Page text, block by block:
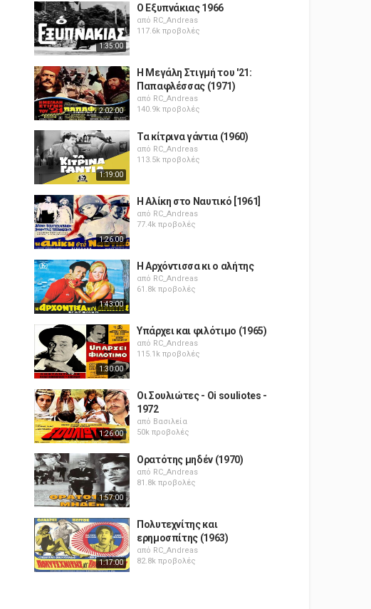
1:35:00
Ο Εξυπνάκιας 1966
από RC_Andreas
117.6k προβολές
2:02:00
Η Μεγάλη Στιγμή του '21:
Παπαφλέσσας (1971)
από RC_Andreas
140.9k προβολές
1:19:00
Τα κίτρινα γάντια (1960)
από RC_Andreas
113.5k προβολές
1:26:00
Η Αλίκη στο Ναυτικό [1961]
από RC_Andreas
77.4k προβολές
1:43:00
Η Αρχόντισσα κι ο αλήτης
από RC_Andreas
61.8k προβολές
1:30:00
Υπάρχει και φιλότιμο (1965)
από RC_Andreas
115.1k προβολές
1:26:00
Οι Σουλιώτες - Oi souliotes -
1972
από Βασιλεία
50k προβολές
1:57:00
Ορατότης μηδέν (1970)
από RC_Andreas
81.8k προβολές
1:17:00
Πολυτεχνίτης και
ερημοσπίτης (1963)
από RC_Andreas
82.8k προβολές